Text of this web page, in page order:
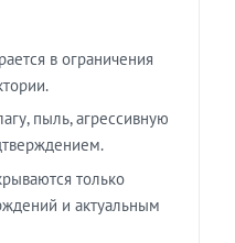
в ограничения
пыль, агрессивную
только
и актуальным